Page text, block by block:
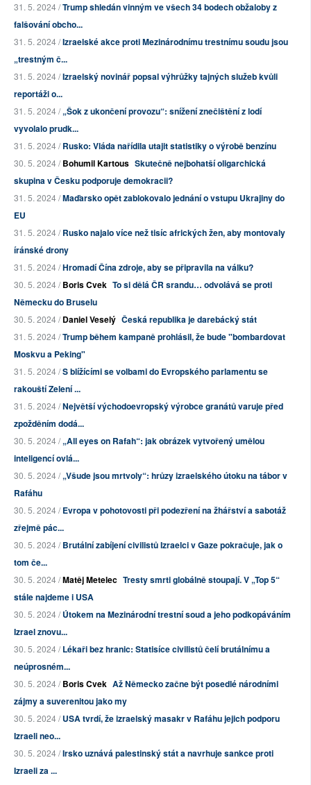
31. 5. 2024 /Trump shledán vinným ve všech 34 bodech obžaloby z
falšování obcho...
31. 5. 2024 /Izraelské akce proti Mezinárodnímu trestnímu soudu jsou
„trestným č...
31. 5. 2024 /Izraelský novinář popsal výhrůžky tajných služeb kvůli
reportáži o...
31. 5. 2024 /„Šok z ukončení provozu“: snížení znečištění z lodí
vyvolalo prudk...
31. 5. 2024 /Rusko: Vláda nařídila utajit statistiky o výrobě benzínu
30. 5. 2024 /Bohumil Kartous Skutečně nejbohatší oligarchická
skupina v Česku podporuje demokracii?
31. 5. 2024 /Maďarsko opět zablokovalo jednání o vstupu Ukrajiny do
EU
31. 5. 2024 /Rusko najalo více než tisíc afrických žen, aby montovaly
íránské drony
31. 5. 2024 /Hromadí Čína zdroje, aby se připravila na válku?
30. 5. 2024 /Boris Cvek To si dělá ČR srandu… odvolává se proti
Německu do Bruselu
30. 5. 2024 /Daniel Veselý Česká republika je darebácký stát
31. 5. 2024 /Trump během kampaně prohlásil, že bude "bombardovat
Moskvu a Peking"
31. 5. 2024 /S blížícími se volbami do Evropského parlamentu se
rakouští Zelení ...
31. 5. 2024 /Největší východoevropský výrobce granátů varuje před
zpožděním dodá...
30. 5. 2024 /„All eyes on Rafah“: jak obrázek vytvořený umělou
inteligencí ovlá...
30. 5. 2024 /„Všude jsou mrtvoly“: hrůzy izraelského útoku na tábor v
Rafáhu
30. 5. 2024 /Evropa v pohotovosti při podezření na žhářství a sabotáž
zřejmě pác...
30. 5. 2024 /Brutální zabíjení civilistů Izraelci v Gaze pokračuje, jak o
tom če...
30. 5. 2024 /Matěj Metelec Tresty smrti globálně stoupají. V „Top 5“
stále najdeme i USA
30. 5. 2024 /Útokem na Mezinárodní trestní soud a jeho podkopáváním
Izrael znovu...
30. 5. 2024 /Lékaři bez hranic: Statisíce civilistů čelí brutálnímu a
neúprosném...
30. 5. 2024 /Boris Cvek Až Německo začne být posedlé národními
zájmy a suverenitou jako my
30. 5. 2024 /USA tvrdí, že izraelský masakr v Rafáhu jejich podporu
Izraeli neo...
30. 5. 2024 /Irsko uznává palestinský stát a navrhuje sankce proti
Izraeli za ...